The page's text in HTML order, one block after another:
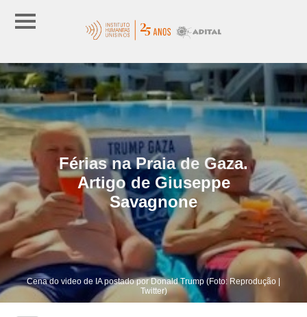
Férias na Praia de Gaza.
Artigo de Giuseppe
Savagnone
Cena do video de IA postado por Donald Trump (Foto: Reprodução |
Twitter)